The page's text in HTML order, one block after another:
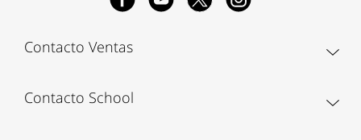
Contacto Ventas
Contacto School